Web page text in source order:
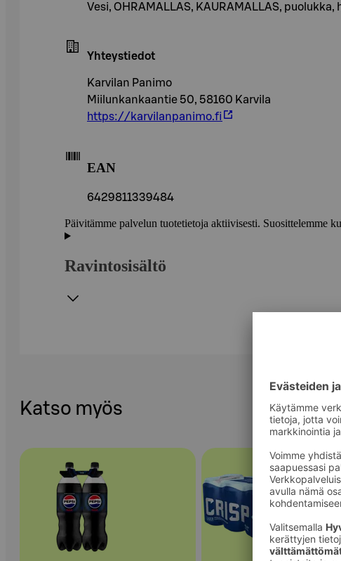
Vesi, OHRAMALLAS, KAURAMALLAS, puolukka,
Yhteystiedot
Karvilan Panimo
Miilunkankaantie 50, 58160 Karvila
https://karvilanpanimo.fi
EAN
6429811339484
Päivitämme palvelun tuotetietoja aktiivisesti. Suosittelemme
Ravintosisältö
Katso myös